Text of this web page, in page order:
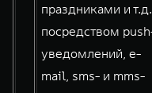
праздниками и
посредством
уведомлений, e-
mail, sms- и mms-